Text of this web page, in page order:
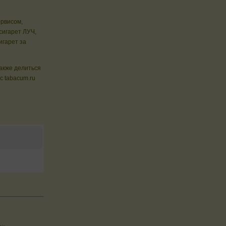
ЛУЧ,
за
делиться
tabacum.ru